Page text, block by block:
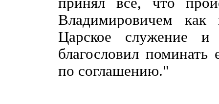
Владимировичем как
Царское служение
благословил
по соглашению."